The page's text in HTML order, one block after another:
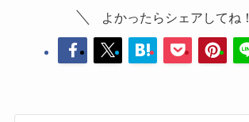
よかったらシェアしてね！